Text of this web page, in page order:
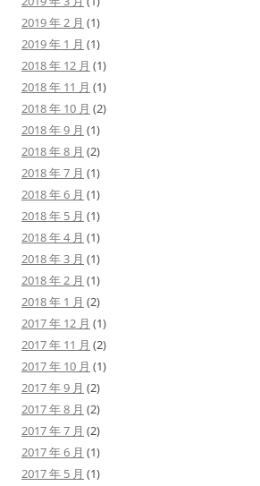
2019 年 2 月 (1)
2019 年 1 月 (1)
2018 年 12 月 (1)
2018 年 11 月 (1)
2018 年 10 月 (2)
2018 年 9 月 (1)
2018 年 8 月 (2)
2018 年 7 月 (1)
2018 年 6 月 (1)
2018 年 5 月 (1)
2018 年 4 月 (1)
2018 年 3 月 (1)
2018 年 2 月 (1)
2018 年 1 月 (2)
2017 年 12 月 (1)
2017 年 11 月 (2)
2017 年 10 月 (1)
2017 年 9 月 (2)
2017 年 8 月 (2)
2017 年 7 月 (2)
2017 年 6 月 (1)
2017 年 5 月 (1)